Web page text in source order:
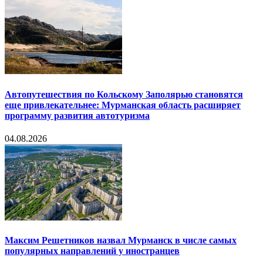
Автопутешествия по Кольскому Заполярью становятся
еще привлекательнее: Мурманская область расширяет
программу развития автотуризма
04.08.2026
Максим Решетников назвал Мурманск в числе самых
популярных направлений у иностранцев